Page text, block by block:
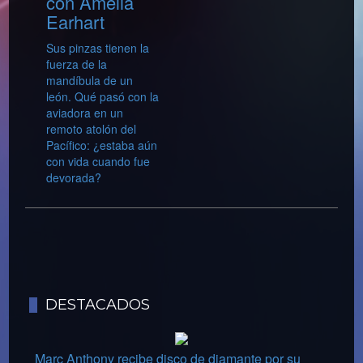
Earhart
Sus pinzas tienen la
fuerza de la
mandíbula de un
león. Qué pasó con la
aviadora en un
remoto atolón del
Pacífico: ¿estaba aún
con vida cuando fue
devorada?
DESTACADOS
Marc Anthony recibe disco de diamante por su